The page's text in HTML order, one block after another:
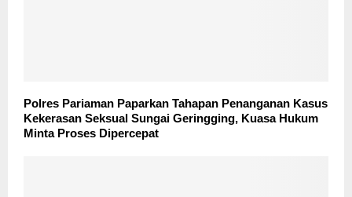
Polres Pariaman Paparkan Tahapan Penanganan Kasus
Kekerasan Seksual Sungai Geringging, Kuasa Hukum
Minta Proses Dipercepat